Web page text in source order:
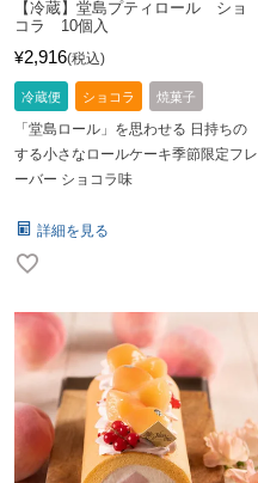
【冷蔵】堂島プティロール ショ
コラ 10個入
¥2,916 税込
冷蔵便 ショコラ 焼菓子
「堂島ロール」を思わせる 日持ちの
する小さなロールケーキ季節限定フレ
ーバー ショコラ味
詳細を見る